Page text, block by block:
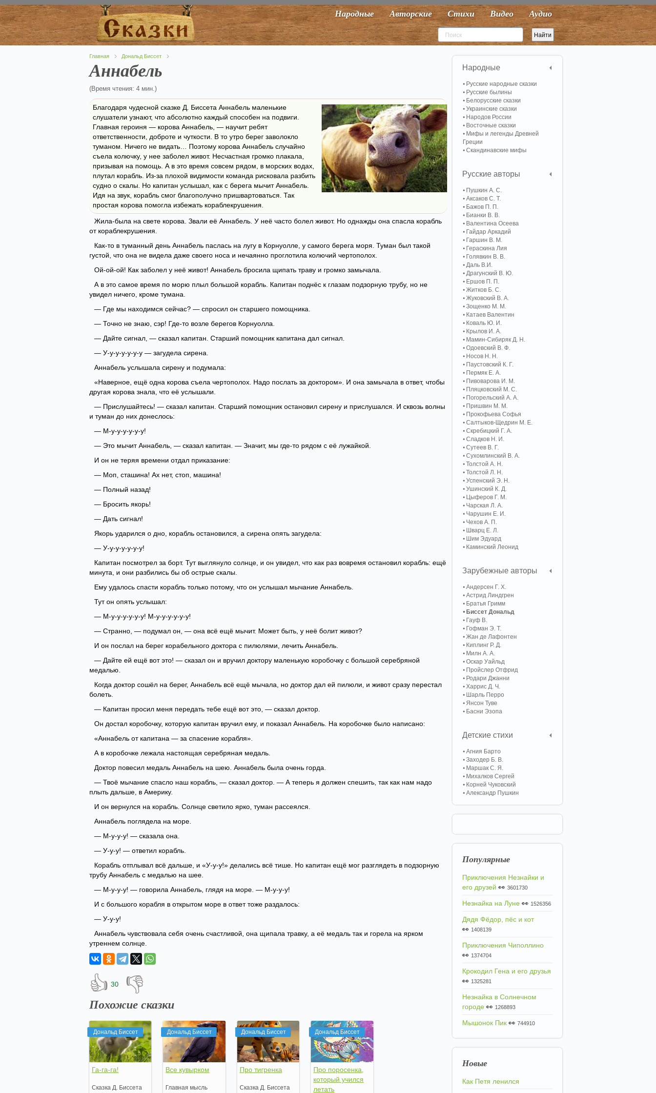
Народные Авторские Стихи Видео Аудио
Главная Дональд Биссет
Аннабель
(Время чтения: 4 мин.)
Благодаря чудесной сказке Д. Биссета Аннабель маленькие
слушатели узнают, что абсолютно каждый способен на подвиги.
Главная героиня — корова Аннабель, — научит ребят
ответственности, доброте и чуткости. В то утро берег заволокло
туманом. Ничего не видать… Поэтому корова Аннабель случайно
съела колючку, у нее заболел живот. Несчастная громко плакала,
призывая на помощь. А в это время совсем рядом, в морских водах,
плутал корабль. Из-за плохой видимости команда рисковала разбить
судно о скалы. Но капитан услышал, как с берега мычит Аннабель.
Идя на звук, корабль смог благополучно пришвартоваться. Так
простая корова помогла избежать кораблекрушения.
Жила-была на свете корова. Звали её Аннабель. У неё часто болел живот. Но однажды она спасла корабль
от кораблекрушения.
Как-то в туманный день Аннабель паслась на лугу в Корнуолле, у самого берега моря. Туман был такой
густой, что она не видела даже своего носа и нечаянно проглотила колючий чертополох.
Ой-ой-ой! Как заболел у неё живот! Аннабель бросила щипать траву и громко замычала.
А в это самое время по морю плыл большой корабль. Капитан поднёс к глазам подзорную трубу, но не
увидел ничего, кроме тумана.
— Где мы находимся сейчас? — спросил он старшего помощника.
— Точно не знаю, сэр! Где-то возле берегов Корнуолла.
— Дайте сигнал, — сказал капитан. Старший помощник капитана дал сигнал.
— У-у-у-у-у-у-у — загудела сирена.
Аннабель услышала сирену и подумала:
«Наверное, ещё одна корова съела чертополох. Надо послать за доктором». И она замычала в ответ, чтобы
другая корова знала, что её услышали.
— Прислушайтесь! — сказал капитан. Старший помощник остановил сирену и прислушался. И сквозь волны
и туман до них донеслось:
— М-у-у-у-у-у-у!
— Это мычит Аннабель, — сказал капитан. — Значит, мы где-то рядом с её лужайкой.
И он не теряя времени отдал приказание:
— Моп, сташина! Ах нет, стоп, машина!
— Полный назад!
— Бросить якорь!
— Дать сигнал!
Якорь ударился о дно, корабль остановился, а сирена опять загудела:
— У-у-у-у-у-у-у!
Капитан посмотрел за борт. Тут выглянуло солнце, и он увидел, что как раз вовремя остановил корабль: ещё
минута, и они разбились бы об острые скалы.
Ему удалось спасти корабль только потому, что он услышал мычание Аннабель.
Тут он опять услышал:
— М-у-у-у-у-у-у! М-у-у-у-у-у-у!
— Странно, — подумал он, — она всё ещё мычит. Может быть, у неё болит живот?
И он послал на берег корабельного доктора с пилюлями, лечить Аннабель.
— Дайте ей ещё вот это! — сказал он и вручил доктору маленькую коробочку с большой серебряной
медалью.
Когда доктор сошёл на берег, Аннабель всё ещё мычала, но доктор дал ей пилюли, и живот сразу перестал
болеть.
— Капитан просил меня передать тебе ещё вот это, — сказал доктор.
Он достал коробочку, которую капитан вручил ему, и показал Аннабель. На коробочке было написано:
«Аннабель от капитана — за спасение корабля».
А в коробочке лежала настоящая серебряная медаль.
Доктор повесил медаль Аннабель на шею. Аннабель была очень горда.
— Твоё мычание спасло наш корабль, — сказал доктор. — А теперь я должен спешить, так как нам надо
плыть дальше, в Америку.
И он вернулся на корабль. Солнце светило ярко, туман рассеялся.
Аннабель поглядела на море.
— М-у-у-у! — сказала она.
— У-у-у! — ответил корабль.
Корабль отплывал всё дальше, и «У-у-у!» делались всё тише. Но капитан ещё мог разглядеть в подзорную
трубу Аннабель с медалью на шее.
— М-у-у-у! — говорила Аннабель, глядя на море. — М-у-у-у!
И с большого корабля в открытом море в ответ тоже раздалось:
— У-у-у!
Аннабель чувствовала себя очень счастливой, она щипала травку, а её медаль так и горела на ярком
утреннем солнце.
👍 30 👎
Похожие сказки
Дональд Биссет
Га-га-га!
Сказка Д. Биссета
Дональд Биссет
Все кувырком
Главная мысль
Дональд Биссет
Про тигренка
Сказка Д. Биссета
Дональд Биссет
Про поросенка,
который учился
летать
Народные
Русские народные сказки
Русские былины
Белорусские сказки
Украинские сказки
Народов России
Восточные сказки
Мифы и легенды Древней
Греции
Скандинавские мифы
Русские авторы
Пушкин А. С.
Аксаков С. Т.
Бажов П. П.
Бианки В. В.
Валентина Осеева
Гайдар Аркадий
Гаршин В. М.
Гераскина Лия
Голявкин В. В.
Даль В.И.
Драгунский В. Ю.
Ершов П. П.
Житков Б. С.
Жуковский В. А.
Зощенко М. М.
Катаев Валентин
Коваль Ю. И.
Крылов И. А.
Мамин-Сибиряк Д. Н.
Одоевский В. Ф.
Носов Н. Н.
Паустовский К. Г.
Пермяк Е. А.
Пивоварова И. М.
Пляцковский М. С.
Погорельский А. A.
Пришвин М. М.
Прокофьева Софья
Салтыков-Щедрин М. Е.
Скребицкий Г. А.
Сладков Н. И.
Сутеев В. Г.
Сухомлинский В. А.
Толстой А. Н.
Толстой Л. Н.
Успенский Э. Н.
Ушинский К. Д.
Цыферов Г. М.
Чарская Л. А.
Чарушин Е. И.
Чехов А. П.
Шварц Е. Л.
Шим Эдуард
Каминский Леонид
Зарубежные авторы
Андерсен Г. Х.
Астрид Линдгрен
Братья Гримм
Биссет Дональд
Гауф В.
Гофман Э. Т.
Жан де Лафонтен
Киплинг Р. Д.
Милн А. А.
Оскар Уайльд
Пройслер Отфрид
Родари Джанни
Харрис Д. Ч.
Шарль Перро
Янсон Туве
Басни Эзопа
Детские стихи
Агния Барто
Заходер Б. В.
Маршак С. Я.
Михалков Сергей
Корней Чуковский
Александр Пушкин
Популярные
Приключения Незнайки и
его друзей 👀 3601730
Незнайка на Луне 👀 1526356
Дядя Фёдор, пёс и кот
👀 1408139
Приключения Чиполлино
👀 1374704
Крокодил Гена и его друзья
👀 1325281
Незнайка в Солнечном
городе 👀 1268893
Мышонок Пик 👀 744910
Новые
Как Петя ленился